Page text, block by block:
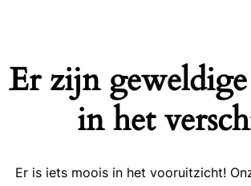
Er zijn
in het
Er is iets moois in het vooruitzicht!